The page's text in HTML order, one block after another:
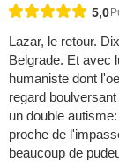
5,0
Lazar, le retour.
Belgrade. Et avec
humaniste dont
regard
un double
proche de
beaucoup de